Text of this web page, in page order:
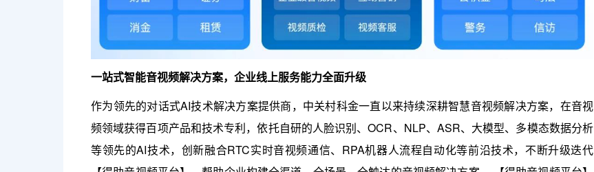
一站式智能音视频解决方案，企业线上服务能力全面升级
作为领先的对话式AI技术解决方案提供商，中关村科金一直以来持续深耕智慧音视频解决方案，在音视
频领域获得百项产品和技术专利，依托自研的人脸识别、OCR、NLP、ASR、大模型、多模态数据分析
等领先的AI技术，创新融合RTC实时音视频通信、RPA机器人流程自动化等前沿技术，不断升级迭代